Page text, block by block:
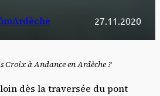
27.11.2020
Croix à Andance en Ardèche ?
dès la traversée du pont